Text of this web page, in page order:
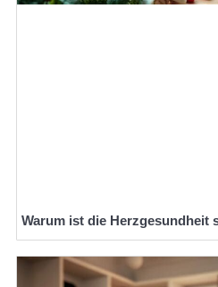
Warum ist die Herzgesundheit